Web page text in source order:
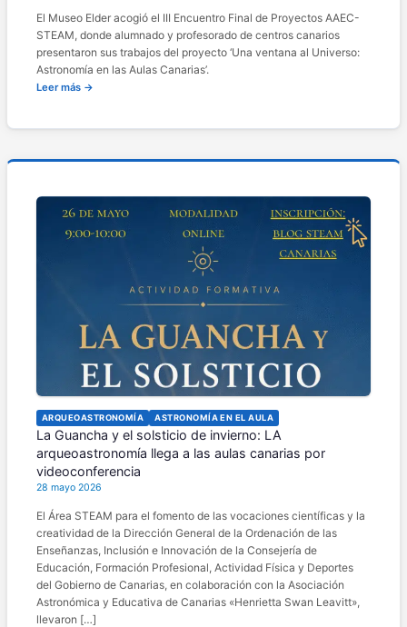
El Museo Elder acogió el III Encuentro Final de Proyectos AAEC-
STEAM, donde alumnado y profesorado de centros canarios
presentaron sus trabajos del proyecto ‘Una ventana al Universo:
Astronomía en las Aulas Canarias’.
Leer más →
ARQUEOASTRONOMÍA ASTRONOMÍA EN EL AULA
La Guancha y el solsticio de invierno: LA
arqueoastronomía llega a las aulas canarias por
videoconferencia
28 mayo 2026
El Área STEAM para el fomento de las vocaciones científicas y la
creatividad de la Dirección General de la Ordenación de las
Enseñanzas, Inclusión e Innovación de la Consejería de
Educación, Formación Profesional, Actividad Física y Deportes
del Gobierno de Canarias, en colaboración con la Asociación
Astronómica y Educativa de Canarias «Henrietta Swan Leavitt»,
llevaron […]